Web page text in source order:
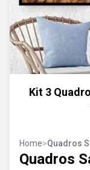
Kit 3
Home>Quadros
Quadros